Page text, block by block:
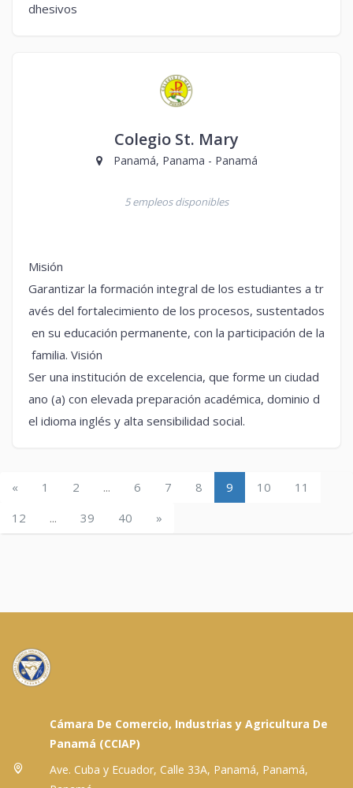
dhesivos
Colegio St. Mary
Panamá, Panama - Panamá
5 empleos disponibles
Misión
Garantizar la formación integral de los estudiantes a tr
avés del fortalecimiento de los procesos, sustentados
en su educación permanente, con la participación de la
familia. Visión
Ser una institución de excelencia, que forme un ciudad
ano (a) con elevada preparación académica, dominio d
el idioma inglés y alta sensibilidad social.
« 1 2 ... 6 7 8 9 10
11
12
... 39 40 »
Cámara De Comercio, Industrias y Agricultura De
Panamá (CCIAP)
Ave. Cuba y Ecuador, Calle 33A, Panamá, Panamá,